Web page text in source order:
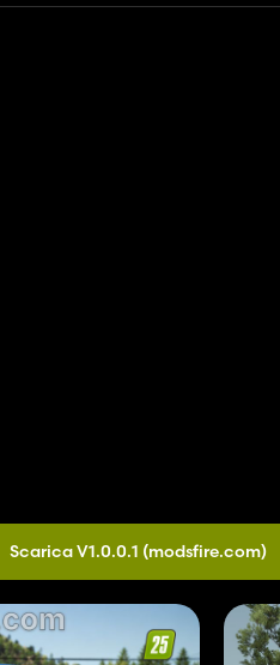
Scarica V1.0.0.1 (modsfire.com)